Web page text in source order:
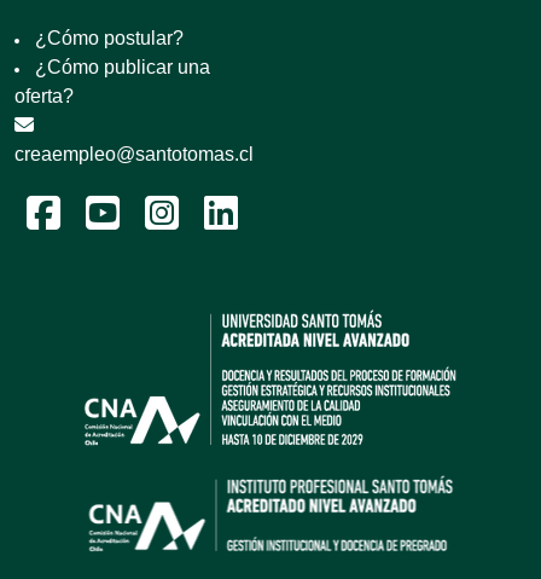
¿Cómo postular?
¿Cómo publicar una
oferta?
creaempleo@santotomas.cl